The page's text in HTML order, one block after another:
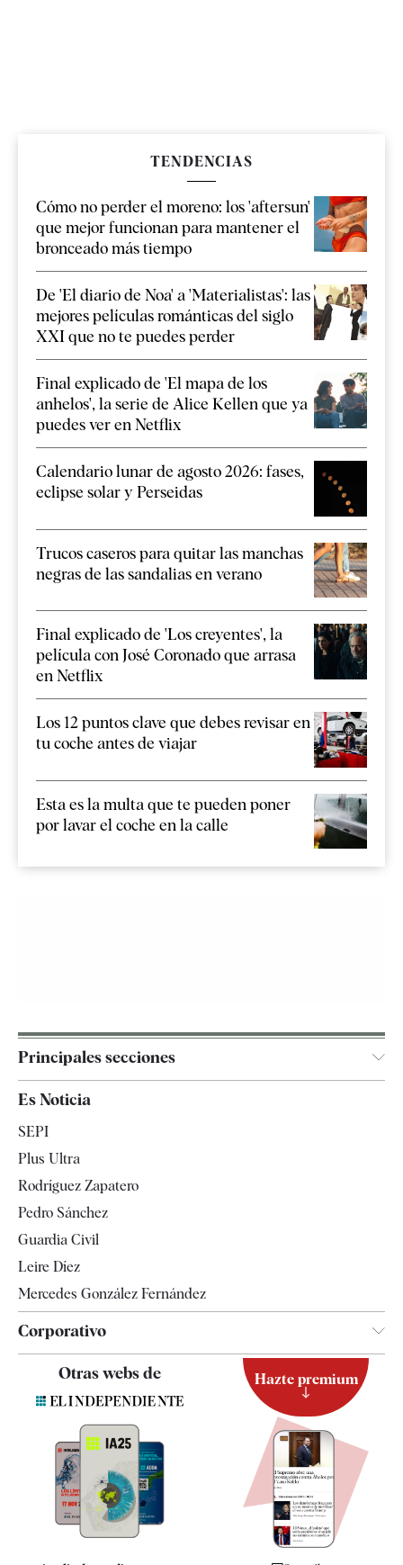
TENDENCIAS
Cómo no perder el moreno: los 'aftersun'
que mejor funcionan para mantener el
bronceado más tiempo
De 'El diario de Noa' a 'Materialistas': las
mejores películas románticas del siglo
XXI que no te puedes perder
Final explicado de 'El mapa de los
anhelos', la serie de Alice Kellen que ya
puedes ver en Netflix
Calendario lunar de agosto 2026: fases,
eclipse solar y Perseidas
Trucos caseros para quitar las manchas
negras de las sandalias en verano
Final explicado de 'Los creyentes', la
película con José Coronado que arrasa
en Netflix
Los 12 puntos clave que debes revisar en
tu coche antes de viajar
Esta es la multa que te pueden poner
por lavar el coche en la calle
Principales secciones
España
Televisión
Es Noticia
SEPI
Plus Ultra
Rodríguez Zapatero
Pedro Sánchez
Guardia Civil
Leire Díez
Mercedes González Fernández
Corporativo
Contacto
Quiénes somos
Especificaciones
Otras webs de Hazte premium